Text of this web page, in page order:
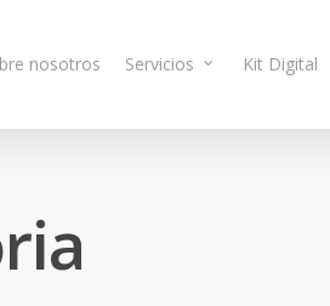
nosotros Servicios Kit Digital